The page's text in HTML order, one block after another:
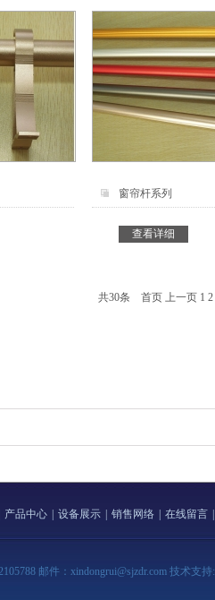
窗帘杆系列
查看详细
共30条 首页 上一页 1 2
产品中心 设备展示 销售网络 在线留言
邮件：xindongrui@sjzdr.com 技术支持: